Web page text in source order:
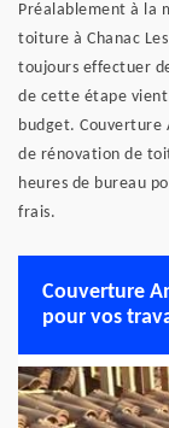
Préalablement à la
toiture à Chanac
toujours effectuer
de cette étape
budget. Couverture
de rénovation de
heures de bureau
frais.
Couverture
pour vos